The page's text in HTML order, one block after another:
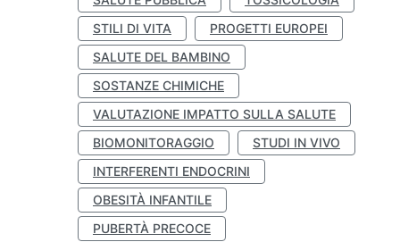
STILI DI VITA
PROGETTI EUROPEI
SALUTE DEL BAMBINO
SOSTANZE CHIMICHE
VALUTAZIONE IMPATTO SULLA SALUTE
BIOMONITORAGGIO
STUDI IN VIVO
INTERFERENTI ENDOCRINI
OBESITÀ INFANTILE
PUBERTÀ PRECOCE